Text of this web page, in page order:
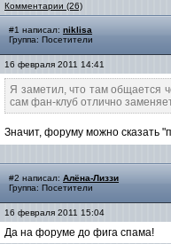
Комментарии (26)
#1 написал: niklisa
Группа: Посетители
16 февраля 2011 14:41
Я заметил, что там общается
сам фан-клуб отлично
Значит, форуму можно сказать
#2 написал: Алёна-Лиззи
Группа: Посетители
16 февраля 2011 15:04
Да на форуме до фига спама!